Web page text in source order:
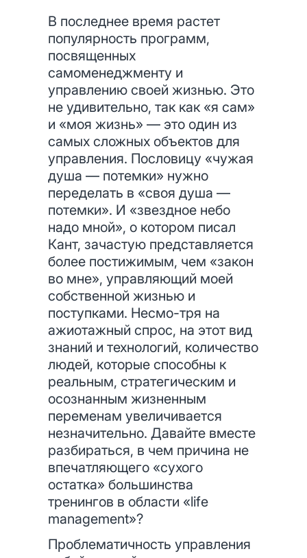
В последнее время растет
популярность программ,
посвященных
самоменеджменту и
управлению своей жизнью. Это
не удивительно, так как «я сам»
и «моя жизнь» — это один из
самых сложных объектов для
управления. Пословицу «чужая
душа — потемки» нужно
переделать в «своя душа —
потемки». И «звездное небо
надо мной», о котором писал
Кант, зачастую представляется
более постижимым, чем «закон
во мне», управляющий моей
собственной жизнью и
поступками. Несмо-тря на
ажиотажный спрос, на этот вид
знаний и технологий, количество
людей, которые способны к
реальным, стратегическим и
осознанным жизненным
переменам увеличивается
незначительно. Давайте вместе
разбираться, в чем причина не
впечатляющего «сухого
остатка» большинства
тренингов в области «life
management»?
Проблематичность управления